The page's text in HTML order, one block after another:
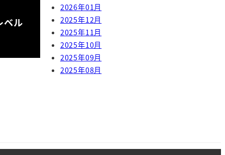
ベル
2026年01月
2025年12月
2025年11月
2025年10月
2025年09月
2025年08月